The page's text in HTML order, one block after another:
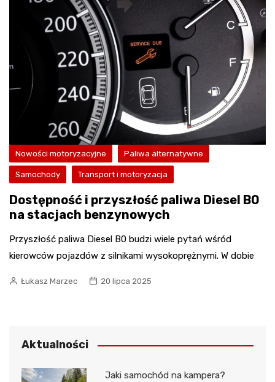
Nowości motoryzacyjne Paliwa alternatywne
Samochody Transport i motoryzacja
Dostępność i przyszłość paliwa Diesel B0
na stacjach benzynowych
Przyszłość paliwa Diesel B0 budzi wiele pytań wśród
kierowców pojazdów z silnikami wysokoprężnymi. W dobie
Łukasz Marzec 20 lipca 2025
Aktualności
Jaki samochód na kampera?